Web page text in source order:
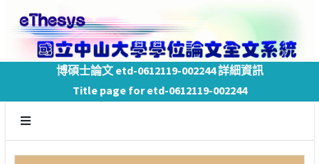
博碩士論文 etd-0612119-002244 詳細資訊
Title page for etd-0612119-002244